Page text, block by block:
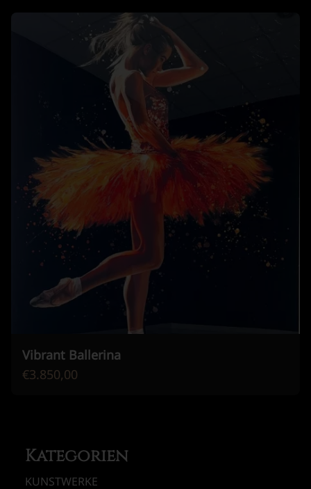
Vibrant Ballerina
€3.850,00
Kategorien
KUNSTWERKE